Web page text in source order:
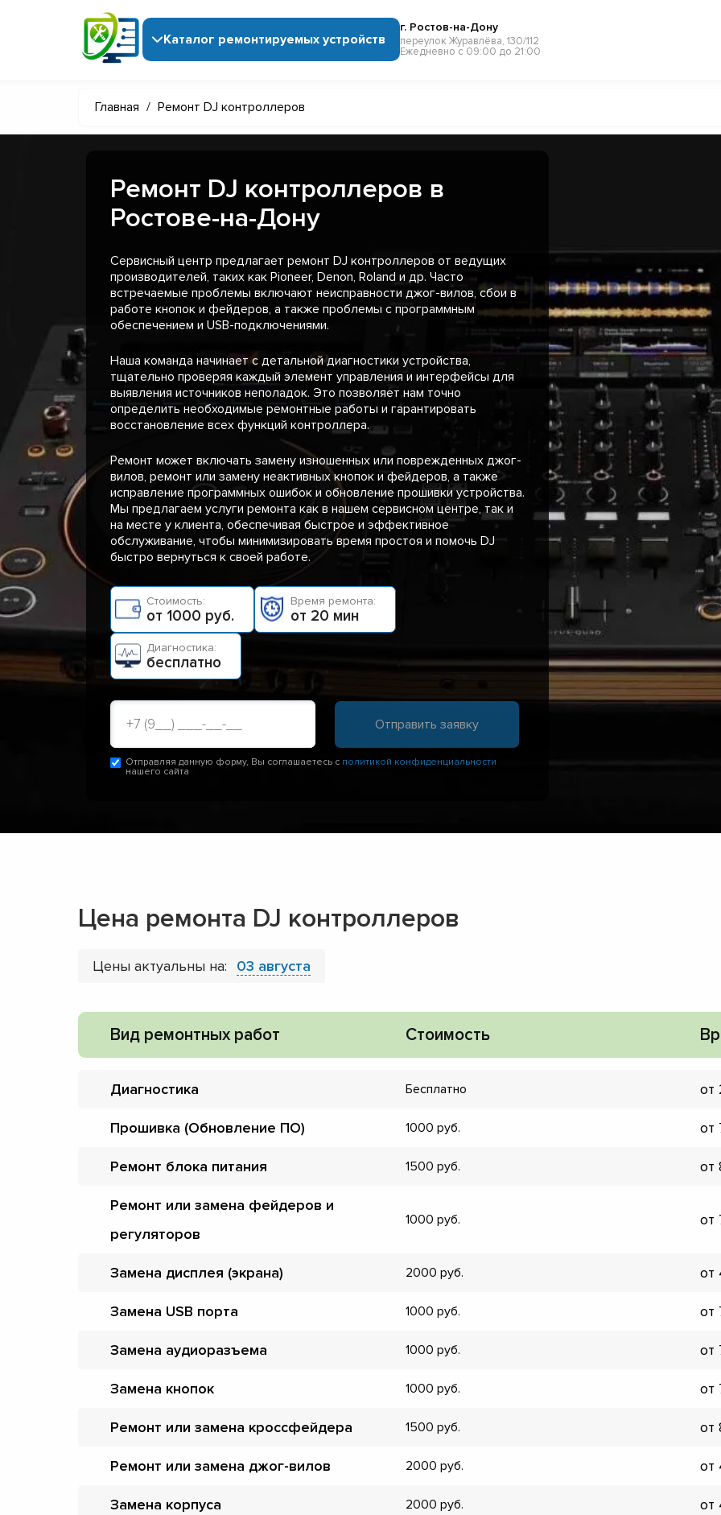
Каталог ремонтируемых устройств
г. Ростов-на-Дону
переулок Журавлёва, 130/112
Ежедневно с 09:00 до 21:00
Главная / Ремонт DJ контроллеров
Ремонт DJ контроллеров в
Ростове-на-Дону
Сервисный центр предлагает ремонт DJ контроллеров от ведущих
производителей, таких как Pioneer, Denon, Roland и др. Часто
встречаемые проблемы включают неисправности джог-вилов, сбои в
работе кнопок и фейдеров, а также проблемы с программным
обеспечением и USB-подключениями.
Наша команда начинает с детальной диагностики устройства,
тщательно проверяя каждый элемент управления и интерфейсы для
выявления источников неполадок. Это позволяет нам точно
определить необходимые ремонтные работы и гарантировать
восстановление всех функций контроллера.
Ремонт может включать замену изношенных или поврежденных джог-
вилов, ремонт или замену неактивных кнопок и фейдеров, а также
исправление программных ошибок и обновление прошивки устройства.
Мы предлагаем услуги ремонта как в нашем сервисном центре, так и
на месте у клиента, обеспечивая быстрое и эффективное
обслуживание, чтобы минимизировать время простоя и помочь DJ
быстро вернуться к своей работе.
Стоимость:
от 1000 руб.
Время ремонта:
от 20 мин
Диагностика:
бесплатно
Отправляя данную форму, Вы соглашаетесь с политикой конфиденциальности
нашего сайта
Цена ремонта DJ контроллеров
Цены актуальны на: 03 августа
Вид ремонтных работ Стоимость
Диагностика Бесплатно от
Прошивка (Обновление ПО) 1000 от
Ремонт блока питания 1500 от
Ремонт или замена фейдеров и
регуляторов
1000 от
Замена дисплея (экрана) 2000 от
Замена USB порта 1000 от
Замена аудиоразъема 1000 от
Замена кнопок 1000 от
Ремонт или замена кроссфейдера 1500 от
Ремонт или замена джог-вилов 2000 от
Замена корпуса 2000 от
▼